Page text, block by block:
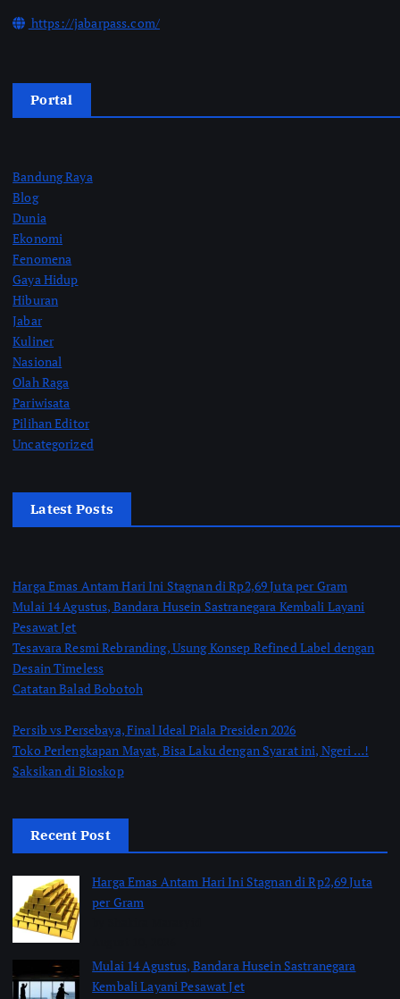
https://jabarpass.com/
Portal
Bandung Raya
Blog
Dunia
Ekonomi
Fenomena
Gaya Hidup
Hiburan
Jabar
Kuliner
Nasional
Olah Raga
Pariwisata
Pilihan Editor
Uncategorized
Latest Posts
Harga Emas Antam Hari Ini Stagnan di Rp2,69 Juta per Gram
Mulai 14 Agustus, Bandara Husein Sastranegara Kembali Layani
Pesawat Jet
Tesavara Resmi Rebranding, Usung Konsep Refined Label dengan
Desain Timeless
Catatan Balad Bobotoh
Persib vs Persebaya, Final Ideal Piala Presiden 2026
Toko Perlengkapan Mayat, Bisa Laku dengan Syarat ini, Ngeri …!
Saksikan di Bioskop
Recent Post
Harga Emas Antam Hari Ini Stagnan di Rp2,69 Juta
per Gram
Mulai 14 Agustus, Bandara Husein Sastranegara
Kembali Layani Pesawat Jet